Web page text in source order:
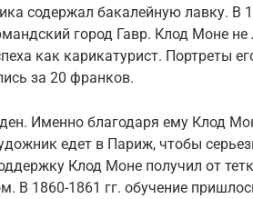
содержал бакалейную лавку. В
город Гавр. Клод Моне
как карикатурист. Портреты
за 20 франков.
Именно благодаря ему Клод
едет в Париж, чтобы
Клод Моне получил от
В 1860-1861 гг. обучение